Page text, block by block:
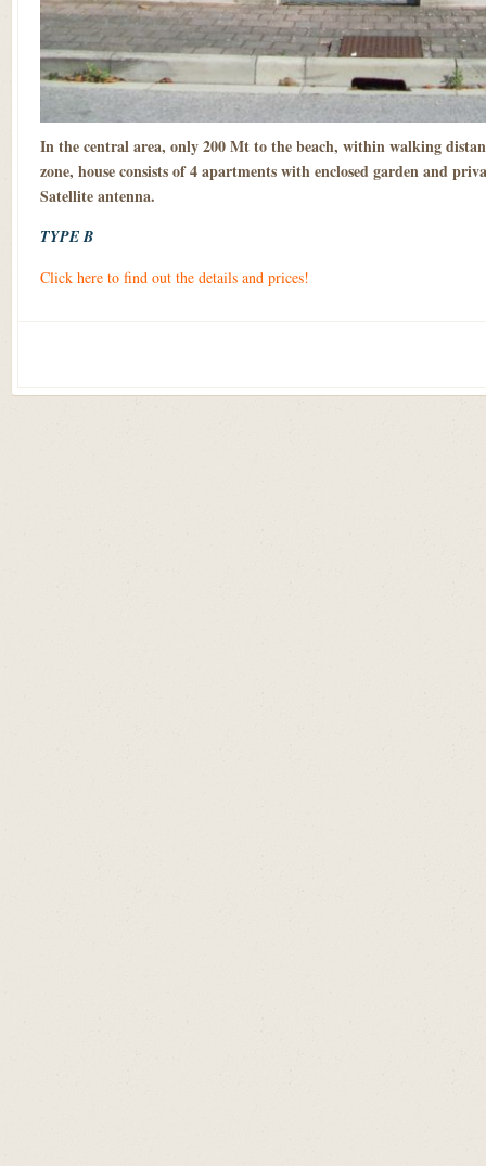
In the central area, only 200 Mt to the beach, within walking
zone, house consists of 4 apartments with enclosed garden and
Satellite antenna.
TYPE B
Click here to find out the details and prices!